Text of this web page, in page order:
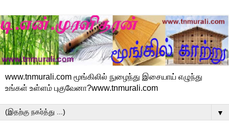
www.tnmurali.com மூங்கிலில் நுழைந்து இசையாய் எழுந்து
உங்கள் உள்ளம் புகுவேனா?www.tnmurali.com
▼